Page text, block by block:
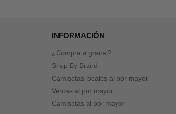
INFORMACIÓN
¿Compra a granel?
Shop By Brand
Camisetas locales al por mayor
Ventas al por mayor
Camisetas al por mayor